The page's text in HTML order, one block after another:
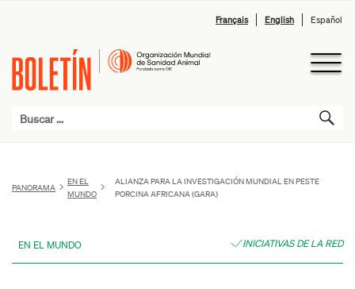
Français English Español
PANORAMA
EN EL
MUNDO
ALIANZA PARA LA INVESTIGACIÓN MUNDIAL EN PESTE
PORCINA AFRICANA (GARA)
EN EL MUNDO INICIATIVAS DE LA RED